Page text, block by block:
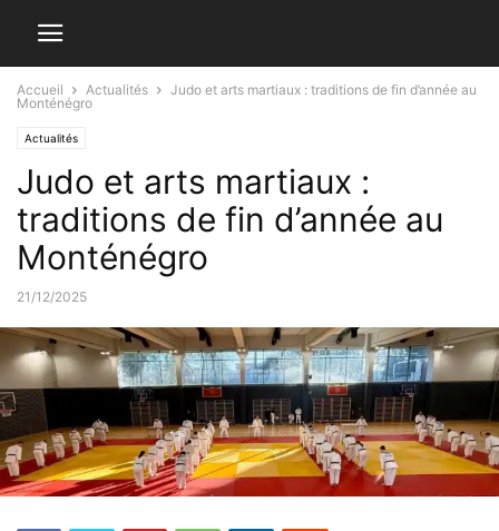
Accueil Actualités
Judo et arts martiaux : traditions de fin d’année au
Monténégro
Actualités
Judo et arts martiaux :
traditions de fin d’année au
Monténégro
21/12/2025